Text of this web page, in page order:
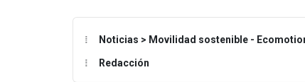
Noticias > Movilidad sostenible -
Redacción